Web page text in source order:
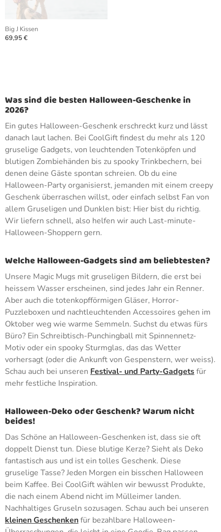
Big J Kissen
69,95 €
Was sind die besten Halloween-Geschenke in
2026?
Ein gutes Halloween-Geschenk erschreckt kurz und lässt
danach laut lachen. Bei CoolGift findest du mehr als 120
gruselige Gadgets, von leuchtenden Totenköpfen und
blutigen Zombiehänden bis zu spooky Trinkbechern, bei
denen deine Gäste spontan schreien. Ob du eine
Halloween-Party organisierst, jemanden mit einem creepy
Geschenk überraschen willst, oder einfach selbst Fan von
allem Gruseligen und Dunklen bist: Hier bist du richtig.
Wir liefern schnell, also helfen wir auch Last-minute-
Halloween-Shoppern gern.
Welche Halloween-Gadgets sind am beliebtesten?
Unsere Magic Mugs mit gruseligen Bildern, die erst bei
heissem Wasser erscheinen, sind jedes Jahr ein Renner.
Aber auch die totenkopfförmigen Gläser, Horror-
Puzzleboxen und nachtleuchtenden Accessoires gehen im
Oktober weg wie warme Semmeln. Suchst du etwas fürs
Büro? Ein Schreibtisch-Punchingball mit Spinnennetz-
Motiv oder ein spooky Sturmglas, das das Wetter
vorhersagt (oder die Ankunft von Gespenstern, wer weiss).
Schau auch bei unseren Festival- und Party-Gadgetsfür
mehr festliche Inspiration.
Halloween-Deko oder Geschenk? Warum nicht
beides!
Das Schöne an Halloween-Geschenken ist, dass sie oft
doppelt Dienst tun. Diese blutige Kerze? Sieht als Deko
fantastisch aus und ist ein tolles Geschenk. Diese
gruselige Tasse? Jeden Morgen ein bisschen Halloween
beim Kaffee. Bei CoolGift wählen wir bewusst Produkte,
die nach einem Abend nicht im Mülleimer landen.
Nachhaltiges Gruseln sozusagen. Schau auch bei unseren
kleinen Geschenkenfür bezahlbare Halloween-